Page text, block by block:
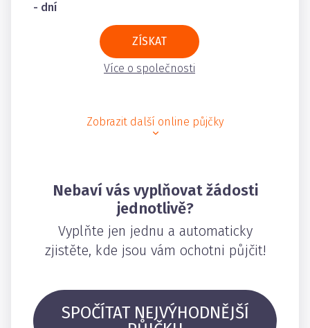
- dní
ZÍSKAT
Více o společnosti
Zobrazit další online půjčky
Nebaví vás vyplňovat žádosti
jednotlivě?
Vyplňte jen jednu a automaticky
zjistěte, kde jsou vám ochotni půjčit!
SPOČÍTAT NEJVÝHODNĚJŠÍ